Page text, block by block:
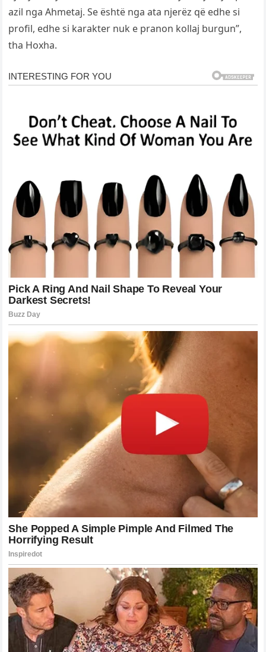
azil nga Ahmetaj. Se është nga ata njerëz që edhe si
profil, edhe si karakter nuk e pranon kollaj burgun”,
tha Hoxha.